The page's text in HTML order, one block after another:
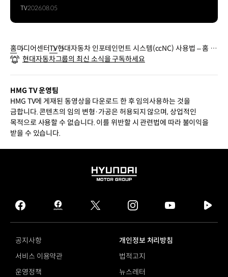
TV2026.08.05
홈미디어센터TV현대자동차 인포테인먼트 시스템(ccNC) 사용법 – 홈 화
면, 하드키, 퀵 컨트롤, 위젯
현대자동차그룹의 최신 소식을 구독하세요
HMG TV 운영팀
HMG TV에 게재된 동영상을 다운로드 한 후 임의사용하는 것을
금합니다. 콘텐츠의 임의 변형·가공은 허용되지 않으며, 상업적인
목적으로 사용할 수 없습니다. 이를 위반할 시 관련법에 따라 불이익을
받을 수 있습니다.
HYUNDAI
GROUP
facebook
hmg
journal
twitter instagram
tv
공지사항
개인정보 처리방침
서비스 이용약관
법적고지
운영정책
뉴스레터